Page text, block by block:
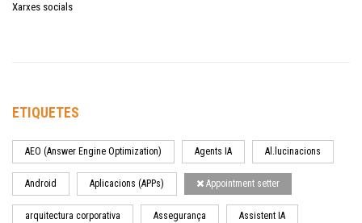
Xarxes socials
ETIQUETES
AEO (Answer Engine Optimization) Agents IA Al.lucinacions
Android Aplicacions (APPs) Appointment setter
arquitectura corporativa Assegurança Assistent IA